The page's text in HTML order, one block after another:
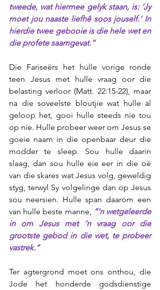
tweede, wat hiermee gelyk staan, is: ‘Jy
moet jou naaste liefhê soos jouself.’ In
hierdie twee gebooie is die hele wet en
die profete saamgevat.”
Die Fariseërs het hulle vorige ronde
teen Jesus met hulle vraag oor die
belasting verloor (Matt. 22:15-22), maar
na die soveelste bloutjie wat hulle al
geloop het, gooi hulle steeds nie tou
op nie. Hulle probeer weer om Jesus se
goeie naam in die openbaar deur die
modder te sleep. Sou hulle daarin
slaag, dan sou hulle eie eer in die oë
van die skares wat Jesus volg, geweldig
styg, terwyl Sy volgelinge dan op Jesus
sou neersien. Hulle span daarom een
van hulle beste manne,
“’n wetgeleerde
in om Jesus met ‘n vraag oor die
grootste gebod in die wet, te probeer
vastrek.”
Ter agtergrond moet ons onthou, die
Jode het honderde godsdienstige